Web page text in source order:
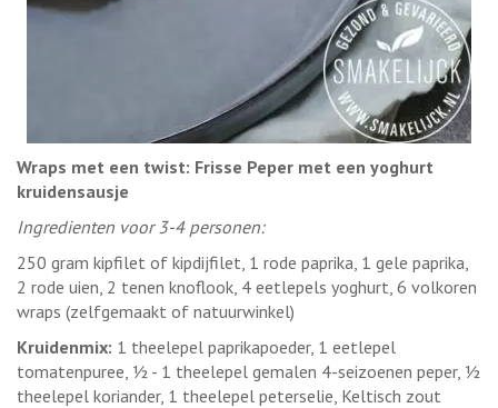
Wraps met een twist: Frisse Peper met een yoghurt
kruidensausje
Ingredienten voor 3-4 personen:
250 gram kipfilet of kipdijfilet, 1 rode paprika, 1 gele paprika,
2 rode uien, 2 tenen knoflook, 4 eetlepels yoghurt, 6 volkoren
wraps (zelfgemaakt of natuurwinkel)
Kruidenmix: 1 theelepel paprikapoeder, 1 eetlepel
tomatenpuree, ½ - 1 theelepel gemalen 4-seizoenen peper, ½
theelepel koriander, 1 theelepel peterselie, Keltisch zout